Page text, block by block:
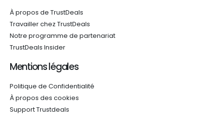
À propos de TrustDeals
Travailler chez TrustDeals
Notre programme de partenariat
TrustDeals Insider
Mentions légales
Politique de Confidentialité
À propos des cookies
Support Trustdeals